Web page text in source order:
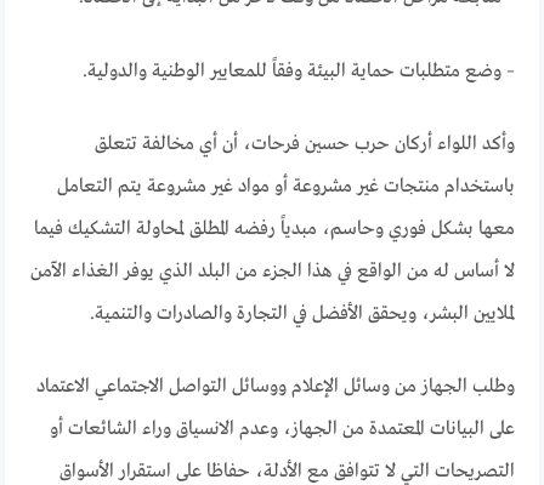
– وضع متطلبات حماية البيئة وفقاً للمعايير الوطنية والدولية.
وأكد اللواء أركان حرب حسين فرحات، أن أي مخالفة تتعلق
باستخدام منتجات غير مشروعة أو مواد غير مشروعة يتم التعامل
معها بشكل فوري وحاسم، مبدياً رفضه المطلق لمحاولة التشكيك فيما
لا أساس له من الواقع في هذا الجزء من البلد الذي يوفر الغذاء الآمن
لملايين البشر، ويحقق الأفضل في التجارة والصادرات والتنمية.
وطلب الجهاز من وسائل الإعلام ووسائل التواصل الاجتماعي الاعتماد
على البيانات المعتمدة من الجهاز، وعدم الانسياق وراء الشائعات أو
التصريحات التي لا تتوافق مع الأدلة، حفاظا على استقرار الأسواق